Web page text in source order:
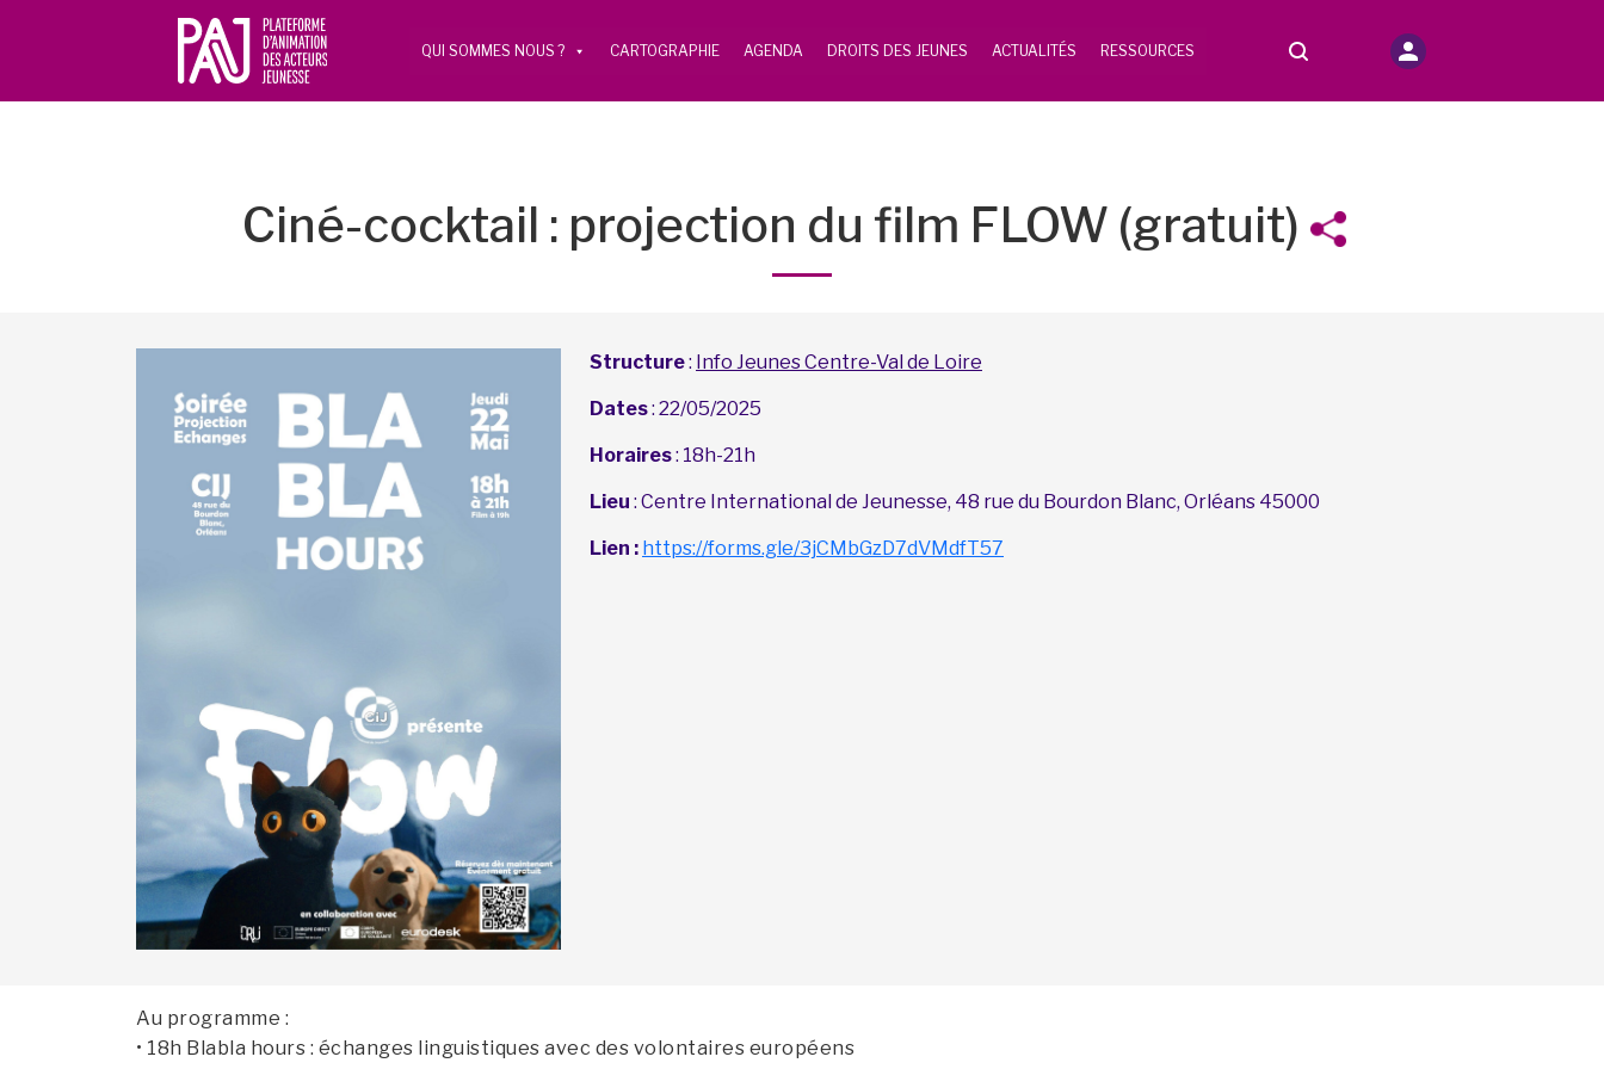
QUI SOMMES NOUS ? CARTOGRAPHIE AGENDA DROITS DES JEUNES ACTUALITÉS RESSOURCES
Ciné-cocktail : projection du film FLOW (gratuit)
Structure: Info Jeunes Centre-Val de Loire
Dates: 22/05/2025
Horaires: 18h-21h
Lieu : Centre International de Jeunesse, 48 rue du Bourdon Blanc, Orléans 45000
Lien : https://forms.gle/3jCMbGzD7dVMdfT57
Au programme :
• 18h Blabla hours : échanges linguistiques avec des volontaires européens